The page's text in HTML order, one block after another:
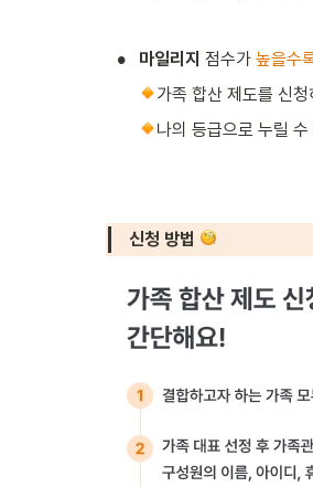
• 마일리지 점수가 높을수
가족 합산 제도를 신
나의 등급으로 누릴
신청 방법